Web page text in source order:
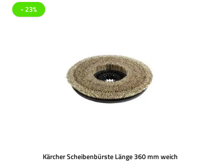
- 23%
Kärcher Scheibenbürste Länge 360 mm weich